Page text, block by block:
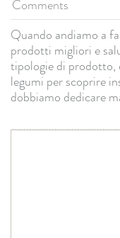
Comments
Quando andiamo a
prodotti migliori e
tipologie di prodotto,
legumi per scoprire
dobbiamo dedicare